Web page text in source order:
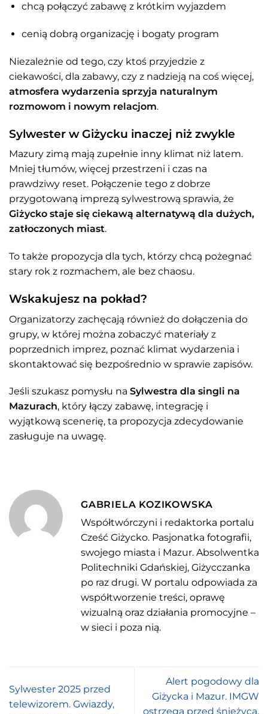
chcą połączyć zabawę z krótkim wyjazdem
cenią dobrą organizację i bogaty program
Niezależnie od tego, czy ktoś przyjedzie z
ciekawości, dla zabawy, czy z nadzieją na coś więcej,
atmosfera wydarzenia sprzyja naturalnym
rozmowom i nowym relacjom.
Sylwester w Giżycku inaczej niż zwykle
Mazury zimą mają zupełnie inny klimat niż latem.
Mniej tłumów, więcej przestrzeni i czas na
prawdziwy reset. Połączenie tego z dobrze
przygotowaną imprezą sylwestrową sprawia, że
Giżycko staje się ciekawą alternatywą dla dużych,
zatłoczonych miast.
To także propozycja dla tych, którzy chcą pożegnać
stary rok z rozmachem, ale bez chaosu.
Wskakujesz na pokład?
Organizatorzy zachęcają również do dołączenia do
grupy, w której można zobaczyć materiały z
poprzednich imprez, poznać klimat wydarzenia i
skontaktować się bezpośrednio w sprawie zapisów.
Jeśli szukasz pomysłu na Sylwestra dla singli na
Mazurach, który łączy zabawę, integrację i
wyjątkową scenerię, ta propozycja zdecydowanie
zasługuje na uwagę.
GABRIELA KOZIKOWSKA
Współtwórczyni i redaktorka portalu
Cześć Giżycko. Pasjonatka fotografii,
swojego miasta i Mazur. Absolwentka
Politechniki Gdańskiej, Giżycczanka
po raz drugi. W portalu odpowiada za
współtworzenie treści, oprawę
wizualną oraz działania promocyjne –
w sieci i poza nią.
Sylwester 2025 przed
telewizorem. Gwiazdy,
Alert pogodowy dla
Giżycka i Mazur. IMGW
ostrzega przed śnieżycą,